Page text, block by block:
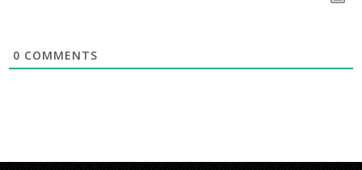
0 COMMENTS